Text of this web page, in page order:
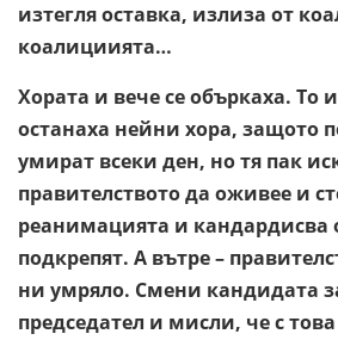
изтегля оставка, излиза от
коалициията…
Хората и вече се объркаха. То
останаха нейни хора, защото
умират всеки ден, но тя пак
правителството да оживее и
реанимацията и кандардисва
подкрепят. А вътре –
ни умряло. Смени кандидата
председател и мисли, че с